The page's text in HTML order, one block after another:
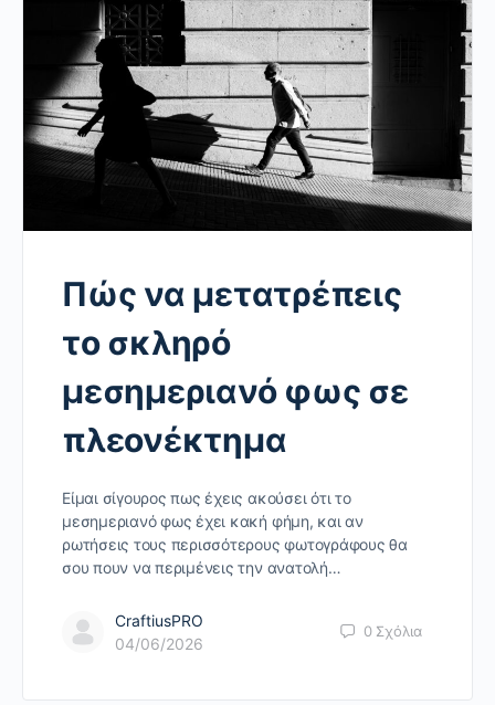
Πώς να μετατρέπεις
το σκληρό
μεσημεριανό φως σε
πλεονέκτημα
Είμαι σίγουρος πως έχεις ακούσει ότι το
μεσημεριανό φως έχει κακή φήμη, και αν
ρωτήσεις τους περισσότερους φωτογράφους θα
σου πουν να περιμένεις την ανατολή…
CraftiusPRO
04/06/2026
0 Σχόλια